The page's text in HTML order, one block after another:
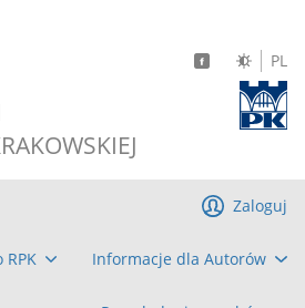
PL
Informacje dla Autorów
Zaloguj